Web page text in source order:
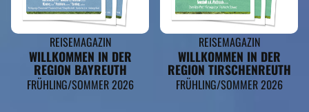
REISEMAGAZIN
WILLKOMMEN IN DER
REGION BAYREUTH
FRÜHLING/SOMMER 2026
REISEMAGAZIN
WILLKOMMEN IN DER
REGION TIRSCHENREUTH
FRÜHLING/SOMMER 2026